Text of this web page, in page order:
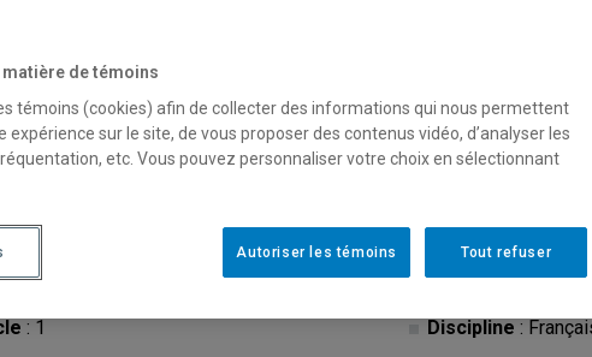
// FLS3510 Perfectionnement
Horaire - Été 2026 Horaire - Automne
: 1
Discipline :
de témoins
témoins (cookies) afin de collecter des informations qui nous permettent
expérience sur le site, de vous proposer des contenus vidéo, d’analyser les
etc. Vous pouvez personnaliser votre choix en sélectionnant
Tout refuser
Autoriser les témoins